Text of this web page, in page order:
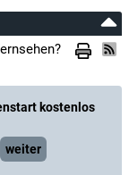
kostenlos
weiter